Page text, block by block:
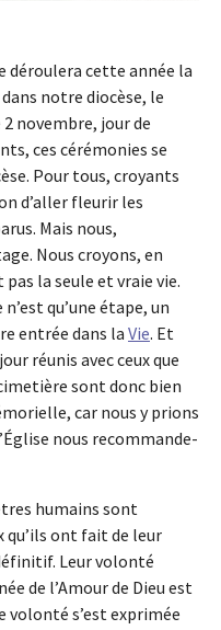
déroulera cette année la
notre diocèse, le
novembre, jour de
ces cérémonies se
Pour tous, croyants
d’aller fleurir les
Mais nous,
Nous croyons, en
la seule et vraie vie.
qu’une étape, un
entrée dans la Vie. Et
réunis avec ceux que
sont donc bien
car nous y prions
nous recommande-
humains sont
qu’ils ont fait de leur
Leur volonté
de l’Amour de Dieu est
volonté s’est exprimée